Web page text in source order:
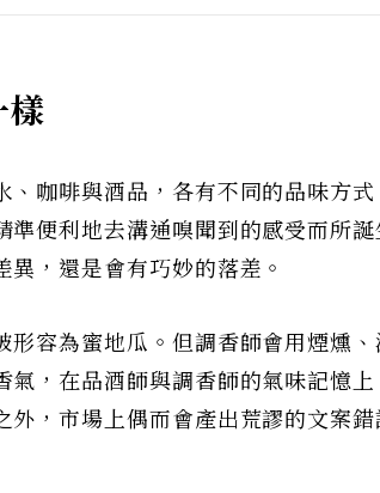
樣
咖啡與酒品，各有不同的品味方
便利地去溝通嗅聞到的感受而所
，還是會有巧妙的落差。
容為蜜地瓜。但調香師會用煙燻
，在品酒師與調香師的氣味記憶
，市場上偶而會產出荒謬的文案